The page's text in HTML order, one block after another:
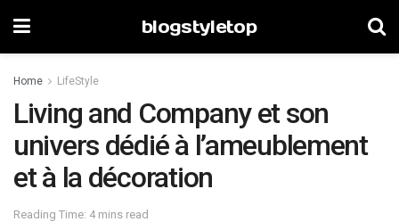
blogstyletop
Home LifeStyle
Living and Company et son
univers dédié à l’ameublement
et à la décoration
Reading Time: 4 mins read